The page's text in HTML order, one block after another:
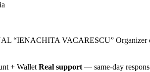
“IENACHITA VACARESCU” Organizer
+ Wallet Real support — same-day